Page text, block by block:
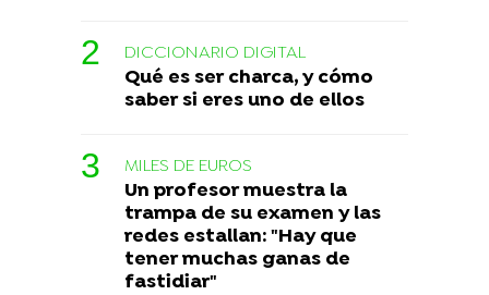
DICCIONARIO DIGITAL
Qué es ser charca, y cómo
saber si eres uno de ellos
MILES DE EUROS
Un profesor muestra la
trampa de su examen y las
redes estallan: "Hay que
tener muchas ganas de
fastidiar"